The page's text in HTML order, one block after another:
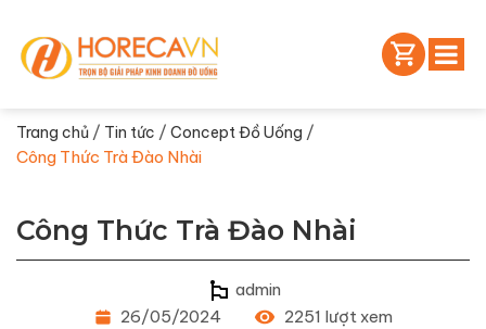
Trang chủ / Tin tức / Concept Đồ Uống /
Công Thức Trà Đào Nhài
Công Thức Trà Đào Nhài
admin
26/05/2024
2251 lượt xem